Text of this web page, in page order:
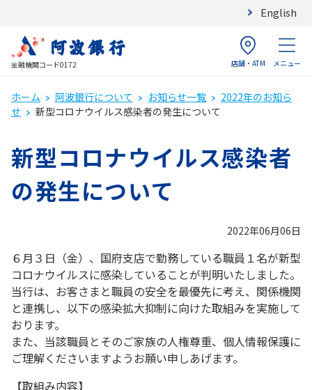
English
金融機関コード0172 店舗・ATM メニュー
ホーム 阿波銀行について お知らせ一覧
2022年のお知ら
せ
新型コロナウイルス感染者の発生について
新型コロナウイルス感染者
の発生について
2022年06月06日
６月３日（金）、国府支店で勤務している職員１名が新型
コロナウイルスに感染していることが判明いたしました。
当行は、お客さまと職員の安全を最優先に考え、関係機関
と連携し、以下の感染拡大抑制に向けた取組みを実施して
おります。
また、当該職員とそのご家族の人権尊重、個人情報保護に
ご理解くださいますようお願い申しあげます。
【取組み内容】